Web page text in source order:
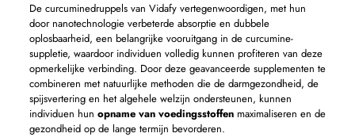
De curcuminedruppels van Vidafy vertegenwoordigen, met hun
door nanotechnologie verbeterde absorptie en dubbele
oplosbaarheid, een belangrijke vooruitgang in de curcumine-
suppletie, waardoor individuen volledig kunnen profiteren van deze
opmerkelijke verbinding. Door deze geavanceerde supplementen te
combineren met natuurlijke methoden die de darmgezondheid, de
spijsvertering en het algehele welzijn ondersteunen, kunnen
individuen hun opname van voedingsstoffenmaximaliseren en de
gezondheid op de lange termijn bevorderen.